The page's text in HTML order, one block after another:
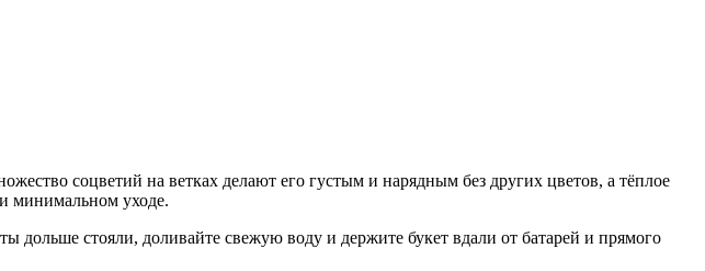
соцветий на ветках делают его густым и нарядным без других цветов, а тёплое
минимальном уходе.
стояли, доливайте свежую воду и держите букет вдали от батарей и прямого